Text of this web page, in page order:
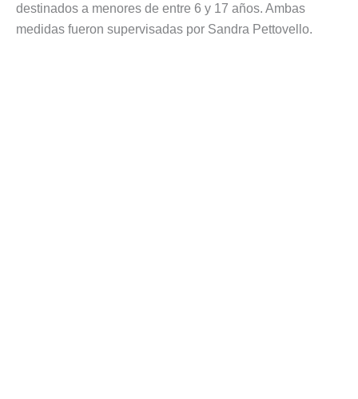
destinados a menores de entre 6 y 17 años. Ambas
medidas fueron supervisadas por Sandra Pettovello.